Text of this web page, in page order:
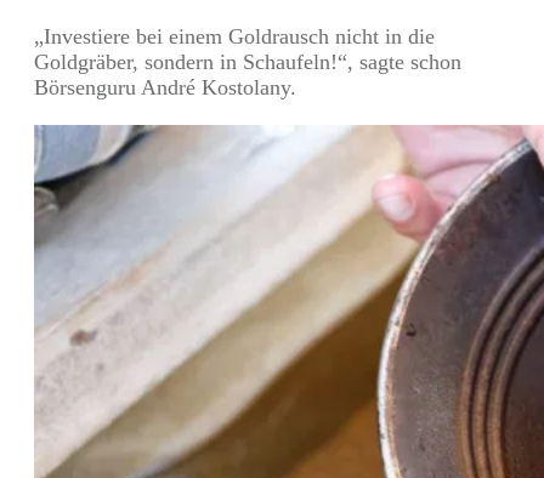
„Investiere bei einem Goldrausch nicht in die
Goldgräber, sondern in Schaufeln!“, sagte schon
Börsenguru André Kostolany.